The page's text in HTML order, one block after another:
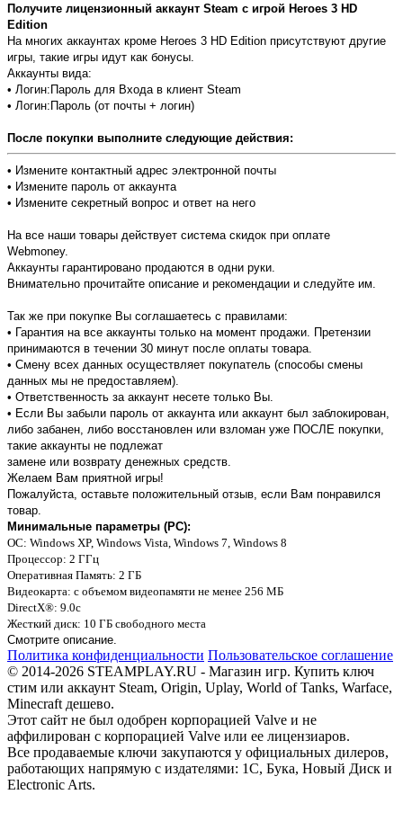
Получите лицензионный аккаунт Steam с игрой Heroes 3 HD
Edition
На многих аккаунтах кроме Heroes 3 HD Edition присутствуют другие
игры, такие игры идут как бонусы.
Аккаунты вида:
• Логин:Пароль для Входа в клиент Steam
• Логин:Пароль (от почты + логин)
После покупки выполните следующие действия:
• Измените контактный адрес электронной почты
• Измените пароль от аккаунта
• Измените секретный вопрос и ответ на него
На все наши товары действует система скидок при оплате
Webmoney.
Аккаунты гарантировано продаются в одни руки.
Внимательно прочитайте описание и рекомендации и следуйте им.
Так же при покупке Вы соглашаетесь с правилами:
• Гарантия на все аккаунты только на момент продажи. Претензии
принимаются в течении 30 минут после оплаты товара.
• Смену всех данных осуществляет покупатель (способы смены
данных мы не предоставляем).
• Ответственность за аккаунт несете только Вы.
• Если Вы забыли пароль от аккаунта или аккаунт был заблокирован,
либо забанен, либо восстановлен или взломан уже ПОСЛЕ покупки,
такие аккаунты не подлежат
замене или возврату денежных средств.
Желаем Вам приятной игры!
Пожалуйста, оставьте положительный отзыв, если Вам понравился
товар.
Минимальные параметры (PC):
OC: Windows XP, Windows Vista, Windows 7, Windows 8
Процессор: 2 ГГц
Оперативная Память: 2 ГБ
Видеокарта: с объемом видеопамяти не менее 256 МБ
DirectX®: 9.0c
Жесткий диск: 10 ГБ свободного места
Смотрите описание.
Политика конфиденциальности Пользовательское соглашение
© 2014-2026 STEAMPLAY.RU - Магазин игр. Купить ключ
стим или аккаунт Steam, Origin, Uplay, World of Tanks, Warface,
Minecraft дешево.
Этот сайт не был одобрен корпорацией Valve и не
аффилирован с корпорацией Valve или ее лицензиаров.
Все продаваемые ключи закупаются у официальных дилеров,
работающих напрямую с издателями: 1С, Бука, Новый Диск и
Electronic Arts.